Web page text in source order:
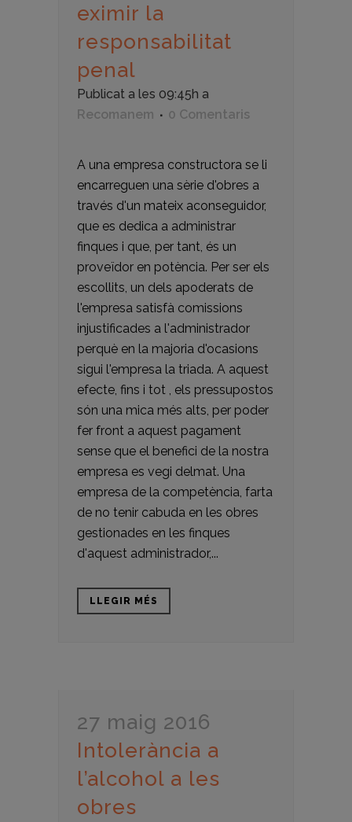
eximir la
responsabilitat
penal
Publicat a les 09:45h a
Recomanem
0 Comentaris
A una empresa constructora se li
encarreguen una sèrie d'obres a
través d'un mateix aconseguidor,
que es dedica a administrar
finques i que, per tant, és un
proveïdor en potència. Per ser els
escollits, un dels apoderats de
l'empresa satisfà comissions
injustificades a l'administrador
perquè en la majoria d'ocasions
sigui l'empresa la triada. A aquest
efecte, fins i tot , els pressupostos
són una mica més alts, per poder
fer front a aquest pagament
sense que el benefici de la nostra
empresa es vegi delmat. Una
empresa de la competència, farta
de no tenir cabuda en les obres
gestionades en les finques
d'aquest administrador,...
LLEGIR MÉS
27 maig 2016
Intolerància a
l’alcohol a les
obres